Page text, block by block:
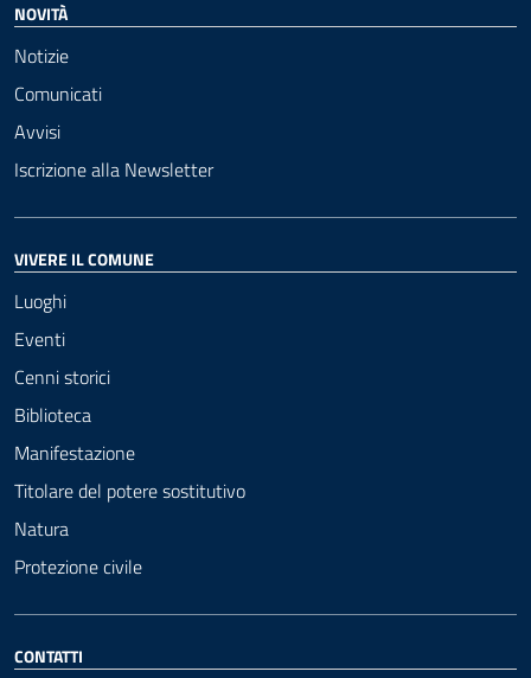
NOVITÀ
Notizie
Comunicati
Avvisi
Iscrizione alla Newsletter
VIVERE IL COMUNE
Luoghi
Eventi
Cenni storici
Biblioteca
Manifestazione
Titolare del potere sostitutivo
Natura
Protezione civile
CONTATTI